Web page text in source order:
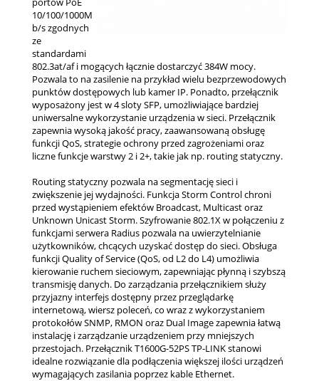
10/100/1000M
b/s zgodnych
ze
standardami
802.3at/af i mogących łącznie dostarczyć 384W mocy.
Pozwala to na zasilenie na przykład wielu bezprzewodowych
punktów dostępowych lub kamer IP. Ponadto, przełącznik
wyposażony jest w 4 sloty SFP, umożliwiające bardziej
uniwersalne wykorzystanie urządzenia w sieci. Przełącznik
zapewnia wysoką jakość pracy, zaawansowaną obsługę
funkcji QoS, strategie ochrony przed zagrożeniami oraz
liczne funkcje warstwy 2 i 2+, takie jak np. routing statyczny.
Routing statyczny pozwala na segmentację sieci i
zwiększenie jej wydajności. Funkcja Storm Control chroni
przed wystąpieniem efektów Broadcast, Multicast oraz
Unknown Unicast Storm. Szyfrowanie 802.1X w połączeniu z
funkcjami serwera Radius pozwala na uwierzytelnianie
użytkowników, chcących uzyskać dostęp do sieci. Obsługa
funkcji Quality of Service (QoS, od L2 do L4) umożliwia
kierowanie ruchem sieciowym, zapewniając płynną i szybszą
transmisję danych. Do zarządzania przełącznikiem służy
przyjazny interfejs dostępny przez przeglądarkę
internetową, wiersz poleceń, co wraz z wykorzystaniem
protokołów SNMP, RMON oraz Dual Image zapewnia łatwą
instalację i zarządzanie urządzeniem przy mniejszych
przestojach. Przełącznik T1600G-52PS TP-LINK stanowi
idealne rozwiązanie dla podłączenia większej ilości urządzeń
wymagających zasilania poprzez kable Ethernet.